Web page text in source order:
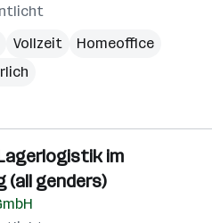
Vollzeit
Homeoffice
im
(all genders)